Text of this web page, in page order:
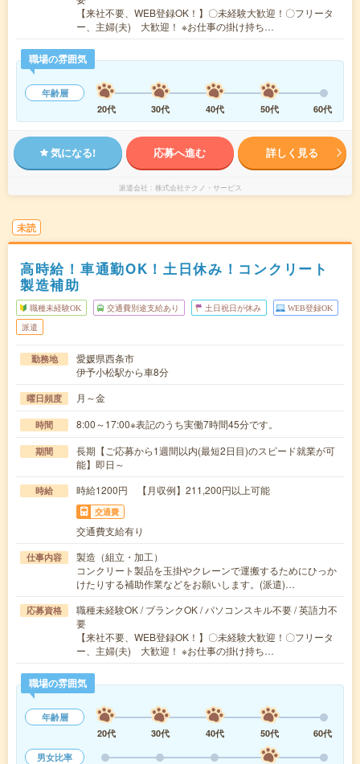
【来社不要、WEB登録OK！】〇未経験大歓迎！〇フリータ
ー、主婦(夫) 大歓迎！ ※お仕事の掛け持ち…
職場の雰囲気
年齢層
20代
30代 40代 50代 60代
気になる! 応募へ進む 詳しく見る
派遣会社 株式会社テクノ・サービス
未読
高時給！車通勤OK！土日休み！コンクリート
製造補助
職種未経験OK 交通費別途支給あり 土日祝日が休み WEB登録OK
派遣
勤務地
愛媛県西条市
伊予小松駅から車8分
曜日頻度 月～金
時間 8:00～17:00※表記のうち実働7時間45分です。
期間
長期【ご応募から1週間以内(最短2日目)のスピード就業が可
能】即日～
時給 時給1200円 【月収例】211,200円以上可能
交通費
交通費支給有り
仕事内容
製造（組立・加工）
コンクリート製品を玉掛やクレーンで運搬するためにひっか
けたりする補助作業などをお願いします。(派遣)…
応募資格
職種未経験OK / ブランクOK / パソコンスキル不要 / 英語力不
要
【来社不要、WEB登録OK！】〇未経験大歓迎！〇フリータ
ー、主婦(夫) 大歓迎！ ※お仕事の掛け持ち…
職場の雰囲気
年齢層
20代
30代 40代 50代
60代
男女比率